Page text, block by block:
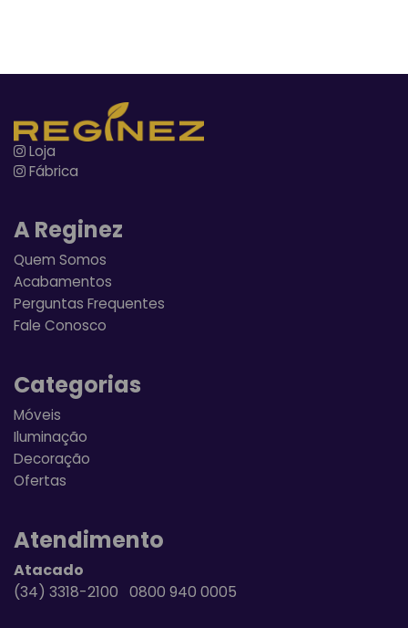
Loja
Fábrica
A Reginez
Quem Somos
Acabamentos
Perguntas Frequentes
Fale Conosco
Categorias
Móveis
Iluminação
Decoração
Ofertas
Atendimento
Atacado
(34) 3318-2100 0800 940 0005